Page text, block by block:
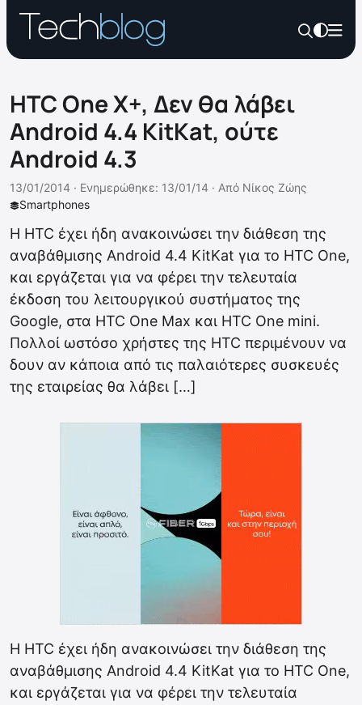
HTC One X+, Δεν θα λάβει
Android 4.4 KitKat, ούτε
Android 4.3
Smartphones
13/01/2014 · Ενημερώθηκε: 13/01/14 · Από Νίκος Ζώης
Η HTC έχει ήδη ανακοινώσει την διάθεση της
αναβάθμισης Android 4.4 KitKat για το HTC One,
και εργάζεται για να φέρει την τελευταία
έκδοση του λειτουργικού συστήματος της
Google, στα HTC One Max και HTC One mini.
Πολλοί ωστόσο χρήστες της HTC περιμένουν να
δουν αν κάποια από τις παλαιότερες συσκευές
της εταιρείας θα λάβει […]
Η HTC έχει ήδη ανακοινώσει την διάθεση της
αναβάθμισης Android 4.4 KitKat για το HTC One,
και εργάζεται για να φέρει την τελευταία